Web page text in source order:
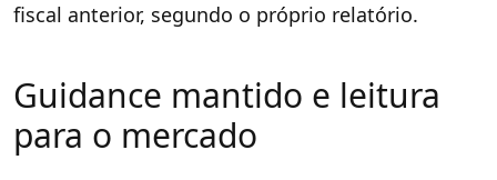
fiscal anterior, segundo o próprio relatório.
Guidance mantido e leitura
para o mercado